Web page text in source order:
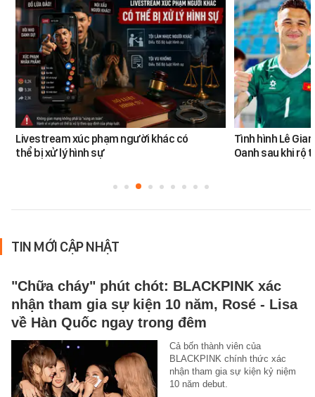
Livestream xúc phạm người khác có
thể bị xử lý hình sự
Tình hình Lê
Oanh sau khi rộ
TIN MỚI CẬP NHẬT
"Chữa cháy" phút chót: BLACKPINK xác
nhận tham gia sự kiện 10 năm, Rosé - Lisa
về Hàn Quốc ngay trong đêm
Cả bốn thành viên của
BLACKPINK chính thức xác
nhận tham gia sự kiện kỷ niệm
10 năm debut.